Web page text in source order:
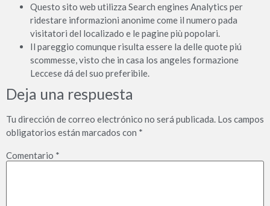
Questo sito web utilizza Search engines Analytics per
ridestare informazioni anonime come il numero pada
visitatori del localizado e le pagine più popolari.
Il pareggio comunque risulta essere la delle quote piú
scommesse, visto che in casa los angeles formazione
Leccese dá del suo preferibile.
Deja una respuesta
Tu dirección de correo electrónico no será publicada. Los campos
obligatorios están marcados con *
Comentario *